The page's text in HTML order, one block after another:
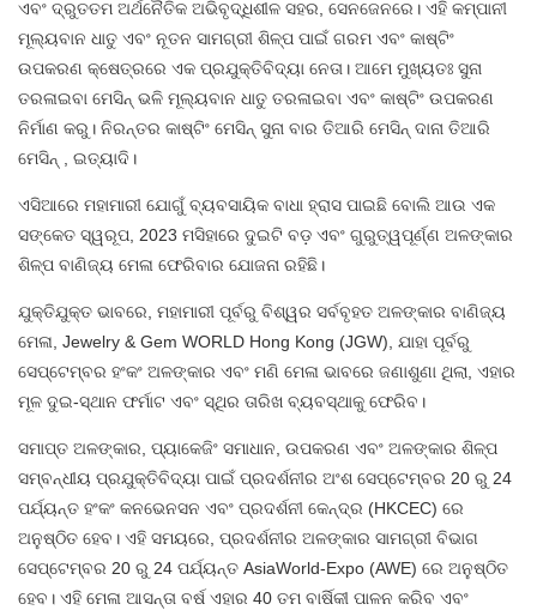
ଏବଂ ଦ୍ରୁତତମ ଅର୍ଥନୈତିକ ଅଭିବୃଦ୍ଧିଶୀଳ ସହର, ସେନଜେନରେ। ଏହି କମ୍ପାନୀ
ମୂଲ୍ୟବାନ ଧାତୁ ଏବଂ ନୂତନ ସାମଗ୍ରୀ ଶିଳ୍ପ ପାଇଁ ଗରମ ଏବଂ କାଷ୍ଟିଂ
ଉପକରଣ କ୍ଷେତ୍ରରେ ଏକ ପ୍ରଯୁକ୍ତିବିଦ୍ୟା ନେତା। ଆମେ ମୁଖ୍ୟତଃ ସୁନା
ତରଳାଇବା ମେସିନ୍ ଭଳି ମୂଲ୍ୟବାନ ଧାତୁ ତରଳାଇବା ଏବଂ କାଷ୍ଟିଂ ଉପକରଣ
ନିର୍ମାଣ କରୁ। ନିରନ୍ତର କାଷ୍ଟିଂ ମେସିନ୍ ସୁନା ବାର ତିଆରି ମେସିନ୍ ଦାନା ତିଆରି
ମେସିନ୍ , ଇତ୍ୟାଦି।
ଏସିଆରେ ମହାମାରୀ ଯୋଗୁଁ ବ୍ୟବସାୟିକ ବାଧା ହ୍ରାସ ପାଇଛି ବୋଲି ଆଉ ଏକ
ସଙ୍କେତ ସ୍ୱରୂପ, 2023 ମସିହାରେ ଦୁଇଟି ବଡ଼ ଏବଂ ଗୁରୁତ୍ୱପୂର୍ଣ୍ଣ ଅଳଙ୍କାର
ଶିଳ୍ପ ବାଣିଜ୍ୟ ମେଳା ଫେରିବାର ଯୋଜନା ରହିଛି।
ଯୁକ୍ତିଯୁକ୍ତ ଭାବରେ, ମହାମାରୀ ପୂର୍ବରୁ ବିଶ୍ୱର ସର୍ବବୃହତ ଅଳଙ୍କାର ବାଣିଜ୍ୟ
ମେଳା, Jewelry & Gem WORLD Hong Kong (JGW), ଯାହା ପୂର୍ବରୁ
ସେପ୍ଟେମ୍ବର ହଂକଂ ଅଳଙ୍କାର ଏବଂ ମଣି ମେଳା ଭାବରେ ଜଣାଶୁଣା ଥିଲା, ଏହାର
ମୂଳ ଦୁଇ-ସ୍ଥାନ ଫର୍ମାଟ ଏବଂ ସ୍ଥିର ତାରିଖ ବ୍ୟବସ୍ଥାକୁ ଫେରିବ।
ସମାପ୍ତ ଅଳଙ୍କାର, ପ୍ୟାକେଜିଂ ସମାଧାନ, ଉପକରଣ ଏବଂ ଅଳଙ୍କାର ଶିଳ୍ପ
ସମ୍ବନ୍ଧୀୟ ପ୍ରଯୁକ୍ତିବିଦ୍ୟା ପାଇଁ ପ୍ରଦର୍ଶନୀର ଅଂଶ ସେପ୍ଟେମ୍ବର 20 ରୁ 24
ପର୍ଯ୍ୟନ୍ତ ହଂକଂ କନଭେନସନ ଏବଂ ପ୍ରଦର୍ଶନୀ କେନ୍ଦ୍ର (HKCEC) ରେ
ଅନୁଷ୍ଠିତ ହେବ। ଏହି ସମୟରେ, ପ୍ରଦର୍ଶନୀର ଅଳଙ୍କାର ସାମଗ୍ରୀ ବିଭାଗ
ସେପ୍ଟେମ୍ବର 20 ରୁ 24 ପର୍ଯ୍ୟନ୍ତ AsiaWorld-Expo (AWE) ରେ ଅନୁଷ୍ଠିତ
ହେବ। ଏହି ମେଳା ଆସନ୍ତା ବର୍ଷ ଏହାର 40 ତମ ବାର୍ଷିକୀ ପାଳନ କରିବ ଏବଂ